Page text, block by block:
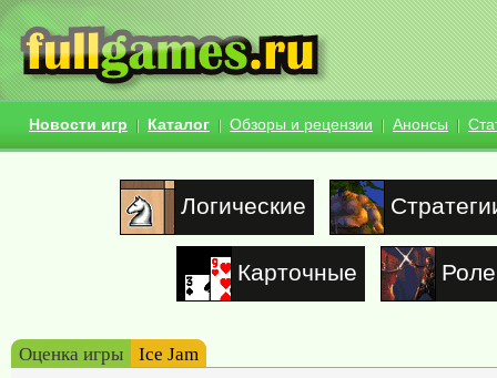
Новости игр Каталог Обзоры и рецензии Анонсы
Логические
Карточные
Оценка игры Ice Jam